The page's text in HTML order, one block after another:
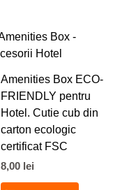
Amenities Box ECO-
FRIENDLY pentru
Hotel. Cutie cub din
carton ecologic
certificat FSC
8,00 lei